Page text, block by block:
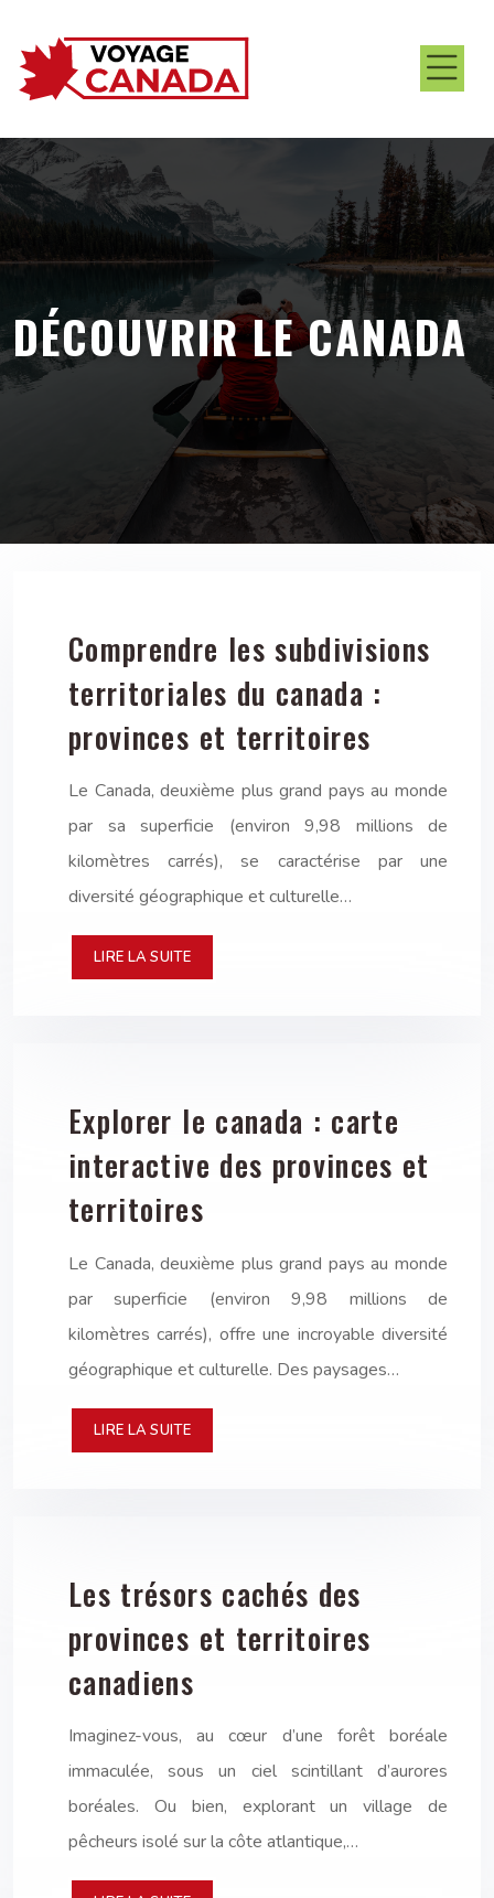
DÉCOUVRIR LE CANADA
Comprendre les subdivisions
territoriales du canada :
provinces et territoires
Le Canada, deuxième plus grand pays au monde
par sa superficie (environ 9,98 millions de
kilomètres carrés), se caractérise par une
diversité géographique et culturelle…
LIRE LA SUITE
Explorer le canada : carte
interactive des provinces et
territoires
Le Canada, deuxième plus grand pays au monde
par superficie (environ 9,98 millions de
kilomètres carrés), offre une incroyable diversité
géographique et culturelle. Des paysages…
LIRE LA SUITE
Les trésors cachés des
provinces et territoires
canadiens
Imaginez-vous, au cœur d’une forêt boréale
immaculée, sous un ciel scintillant d’aurores
boréales. Ou bien, explorant un village de
pêcheurs isolé sur la côte atlantique,…